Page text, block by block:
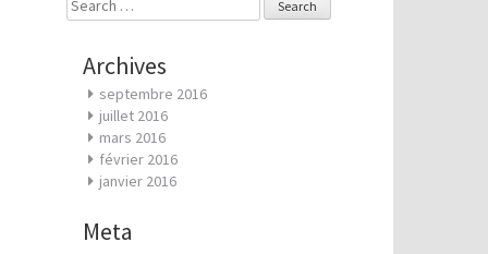
Archives
septembre 2016
juillet 2016
mars 2016
février 2016
janvier 2016
Meta